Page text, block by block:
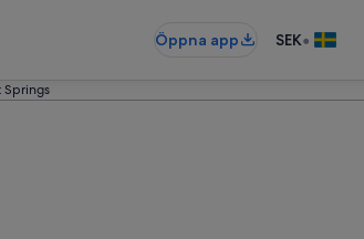
Öppna app SEK•
Springs